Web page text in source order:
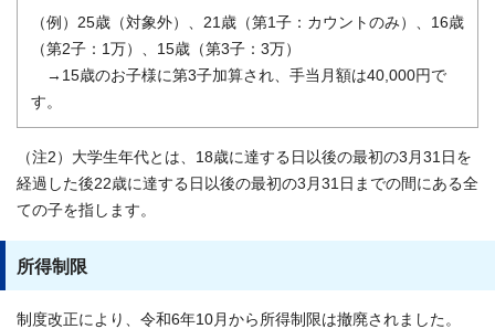
（例）25歳（対象外）、21歳（第1子：カウントのみ）、16歳
（第2子：1万）、15歳（第3子：3万）
→15歳のお子様に第3子加算され、手当月額は40,000円で
す。
（注2）大学生年代とは、18歳に達する日以後の最初の3月31日を
経過した後22歳に達する日以後の最初の3月31日までの間にある全
ての子を指します。
所得制限
制度改正により、令和6年10月から所得制限は撤廃されました。